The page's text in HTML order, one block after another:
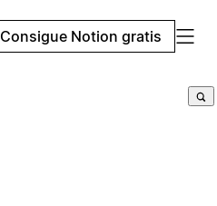
Consigue Notion gratis